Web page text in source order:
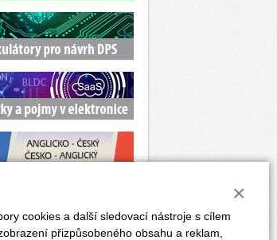
cookies a další sledovací nástroje s cílem
přizpůsobeného obsahu a reklam,
×